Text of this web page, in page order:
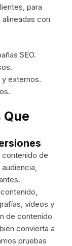
para
con
SEO.
externos.
contenido de
vídeos y
de contenido
convierta a
pruebas